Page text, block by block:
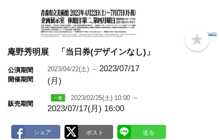
b
o
庵野秀明展 「当日券(デザインなし)」
公演期間
開催期間
2023/04/22(土) ～ 2023/07/17
(月)
販売期間
2023/02/25(土) 10:00 ～
2023/07/17(月) 16:00